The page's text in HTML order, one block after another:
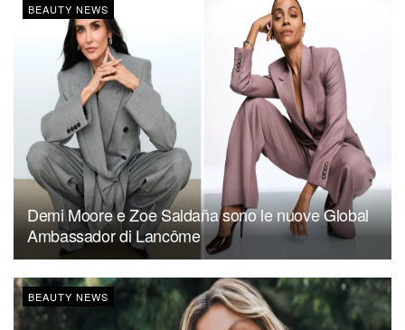
BEAUTY NEWS
Demi Moore e Zoe Saldaña sono le nuove Global
Ambassador di Lancôme
BEAUTY NEWS